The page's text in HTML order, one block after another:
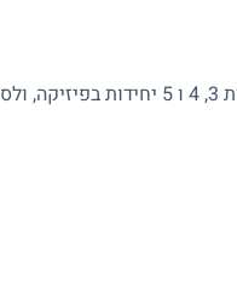
מתאים לתלמידי חטיבה ותיכון,